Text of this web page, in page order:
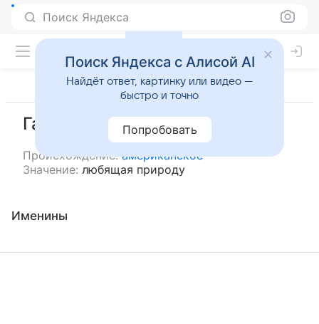
Поиск Яндекса
Гарта
Происхождение: американское
Значение: любящая природу
Именины
Поиск Яндекса с Алисой AI
Найдёт ответ, картинку или видео —
быстро и точно
Попробовать